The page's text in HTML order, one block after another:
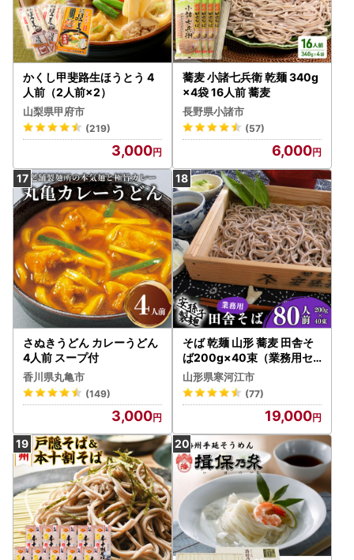
かくし甲斐路生ほうとう 4
人前（2人前×2）
山梨県甲府市
(219)
3,000
蕎麦 小諸七兵衛 乾麺 340g
×4袋 16人前 蕎麦
長野県小諸市
(57)
6,000
さぬきうどん カレーうどん
4人前 スープ付
香川県丸亀市
(149)
3,000
そば 乾麺 山形 蕎麦 田舎そ
ば200g×40束（業務用セ
ット80人前）019-F-AB00
4
山形県寒河江市
(77)
19,000